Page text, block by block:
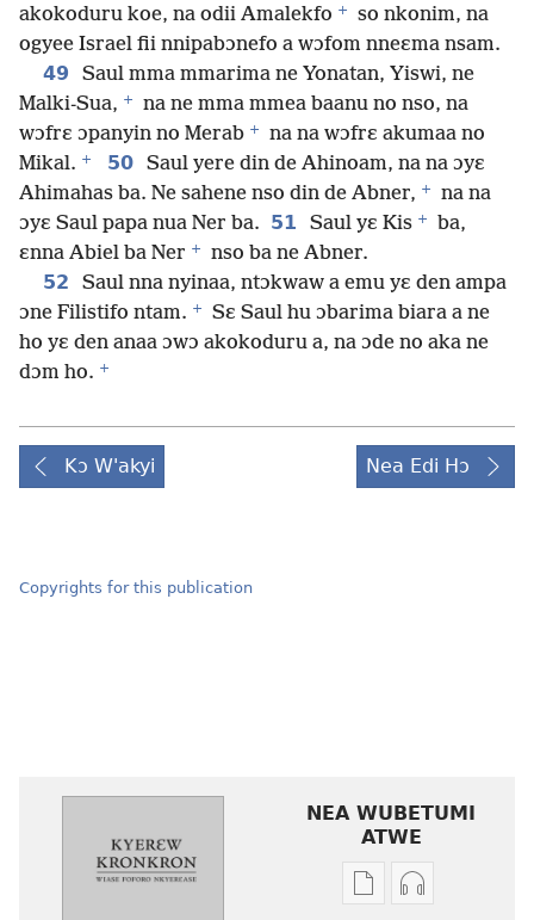
akokoduru koe, na odii Amalekfo +
so nkonim, na
ogyee Israel fii nnipabɔnefo a wɔfom nneɛma nsam.
49
Saul mma mmarima ne Yonatan, Yiswi, ne
Malki-Sua, +
na ne mma mmea baanu no nso, na
wɔfrɛ ɔpanyin no Merab +
na na wɔfrɛ akumaa no
Mikal. + 50 Saul yere din de Ahinoam, na na ɔyɛ
Ahimahas ba. Ne sahene nso din de Abner, +
na na
ɔyɛ Saul papa nua Ner ba. 51 Saul yɛ Kis +
ba,
ɛnna Abiel ba Ner +
nso ba ne Abner.
52
Saul nna nyinaa, ntɔkwaw a emu yɛ den ampa
ɔne Filistifo ntam. +
Sɛ Saul hu ɔbarima biara a ne
ho yɛ den anaa ɔwɔ akokoduru a, na ɔde no aka ne
dɔm ho. +
Kɔ W'akyi Nea Edi Hɔ
Copyrights for this publication
NEA WUBETUMI
ATWE
Baabi Baabi